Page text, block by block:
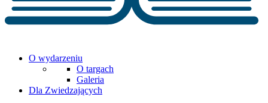
O wydarzeniu
O targach
Galeria
Dla Zwiedzających